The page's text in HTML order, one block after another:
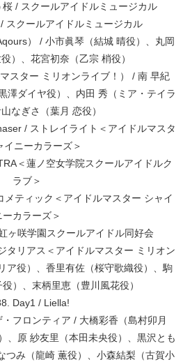
/ スクールアイドルミュージカル
スクールアイドルミュージカル
） / 小市眞琴（結城 晴役）、丸岡
）、花宮初奈（乙宗 梢役）
スター ミリオンライブ！） / 南 早紀
澤ダイヤ役）、内田 秀（ミア・テイラ
なぎさ（葉月 恋役）
/ ストレイライト＜アイドルマスタ
イニーカラーズ＞
＜蓮ノ空女学院スクールアイドルク
ラブ＞
ティック＜アイドルマスター シャイ
ーカラーズ＞
ヶ咲学園スクールアイドル同好会
タリアス＜アイドルマスター ミリオン
ア役）、香里有佐（桜守歌織役）、駒
）、末柄里恵（豊川風花役）
Day1 / Liella!
フロンティア / 大橋彩香（島村卯月
、原 紗友里（本田未央役）、黒沢とも
つみ（龍崎 薫役）、小森結梨（古賀小